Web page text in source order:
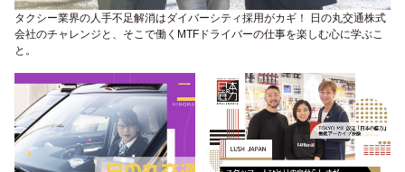
タクシー業界の人手不足解消はダイバーシティ採用がカギ！ 日の丸交通株式
会社のチャレンジと、そこで働くMTFドライバーの仕事を楽しむ心に学ぶこ
と。